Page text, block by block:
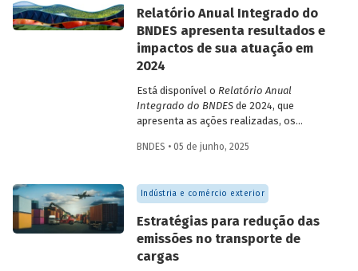
privado para viabilizar o desenvolvimento
sustentável nessas regiões.
Relatório Anual Integrado do
BNDES apresenta resultados e
impactos de sua atuação em
2024
Está disponível o Relatório Anual
Integrado do BNDESde 2024, que
apresenta as ações realizadas, os
sua atuação no ano passado. O
contribuiu com a retomada do
crescimento do país, tendo se fortalecido
como grande vetor da
neoindustrialização e do fomento à
inovação, à transição energética, à
economia verde e aos investimentos de
BNDES • 05 de junho, 2025
Indústria e comércio exterior
Estratégias para redução das
emissões no transporte de
cargas